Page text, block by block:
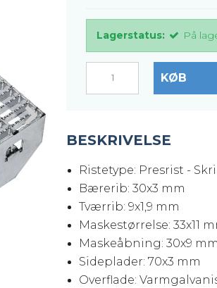
Lagerstatus: På
KØB
BESKRIVELSE
Ristetype: Presrist -
Bærerib: 30x3 mm
Tværrib: 9x1,9 mm
Maskestørrelse: 33x11
Maskeåbning: 30x9
Sideplader: 70x3 mm
Overflade: